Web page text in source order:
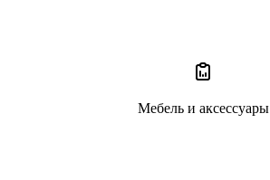
Мебель и аксессуары